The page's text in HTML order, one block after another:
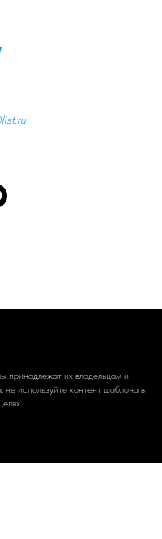
принадлежат их владельцам и
используйте контент шаблона в